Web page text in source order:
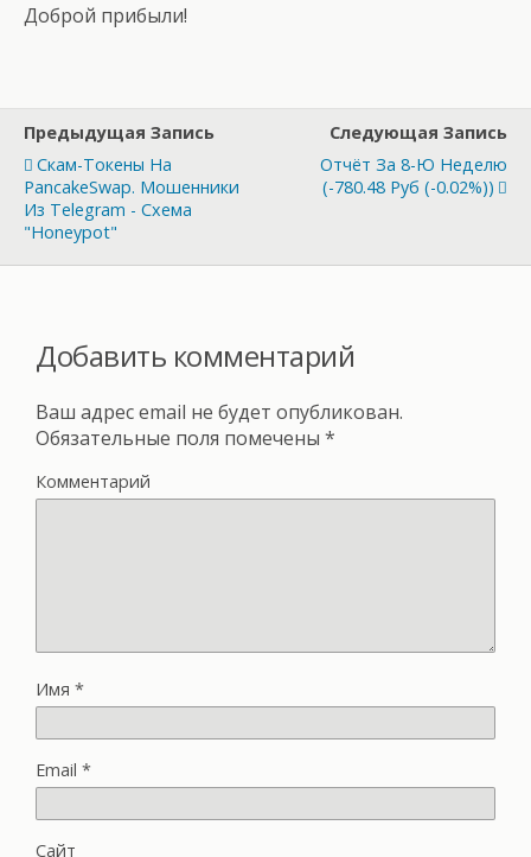
Доброй прибыли!
Предыдущая Запись
Скам-Токены На
PancakeSwap. Мошенники
Из Telegram - Схема
"Honeypot"
Следующая Запись
Отчёт За 8-Ю Неделю
(-780.48 Руб (-0.02%))
Добавить комментарий
Ваш адрес email не будет опубликован.
Обязательные поля помечены *
Комментарий
Имя *
Email *
Сайт